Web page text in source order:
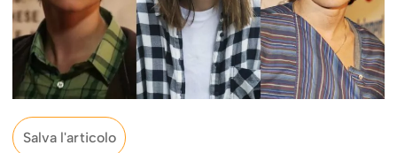
Salva l'articolo